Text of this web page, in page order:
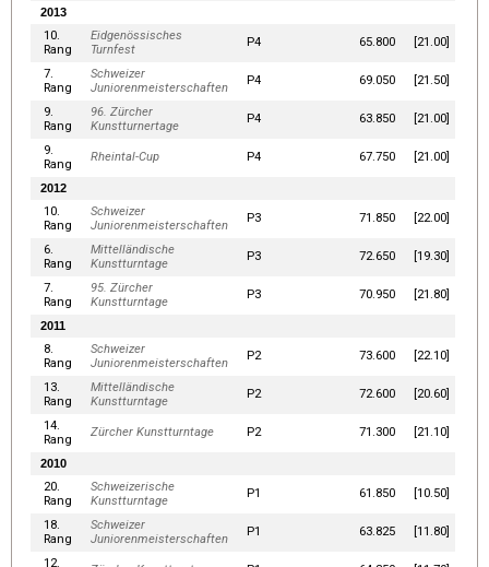
2013
10.
Rang
Eidgenössisches
Turnfest
P4 65.800 [21.00]
7.
Rang
Schweizer
Juniorenmeisterschaften
P4 69.050 [21.50]
9.
Rang
96. Zürcher
Kunstturnertage
P4 63.850 [21.00]
9.
Rang
Rheintal-Cup P4 67.750 [21.00]
2012
10.
Rang
Schweizer
Juniorenmeisterschaften
P3 71.850 [22.00]
6.
Rang
Mittelländische
Kunstturntage
P3 72.650 [19.30]
7.
Rang
95. Zürcher
Kunstturntage
P3 70.950 [21.80]
2011
8.
Rang
Schweizer
Juniorenmeisterschaften
P2 73.600 [22.10]
13.
Rang
Mittelländische
Kunstturntage
P2 72.600 [20.60]
14.
Rang
Zürcher Kunstturntage P2 71.300 [21.10]
2010
20.
Rang
Schweizerische
Kunstturntage
P1 61.850 [10.50]
18.
Rang
Schweizer
Juniorenmeisterschaften
P1 63.825 [11.80]
12.